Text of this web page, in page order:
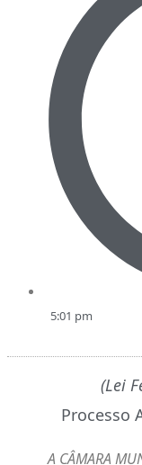
5:01 pm
(Lei
Processo
A CÂMARA